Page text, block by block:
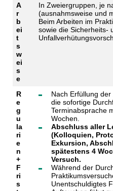
A
r
b
ei
t
s
w
ei
s
e
In Zweiergruppen, je
(ausnahmsweise und
Beim Arbeiten im
sowie die Sicherheits-
R
e
g
u
la
ri
e
n
+
F
ri
s
Nach Erfüllung
die sofortige
Terminabsprache
Wochen.
Abschluss aller
(Kolloquien,
Exkursion,
spätestens 4
Versuch.
Während der
Unentschuldigtes